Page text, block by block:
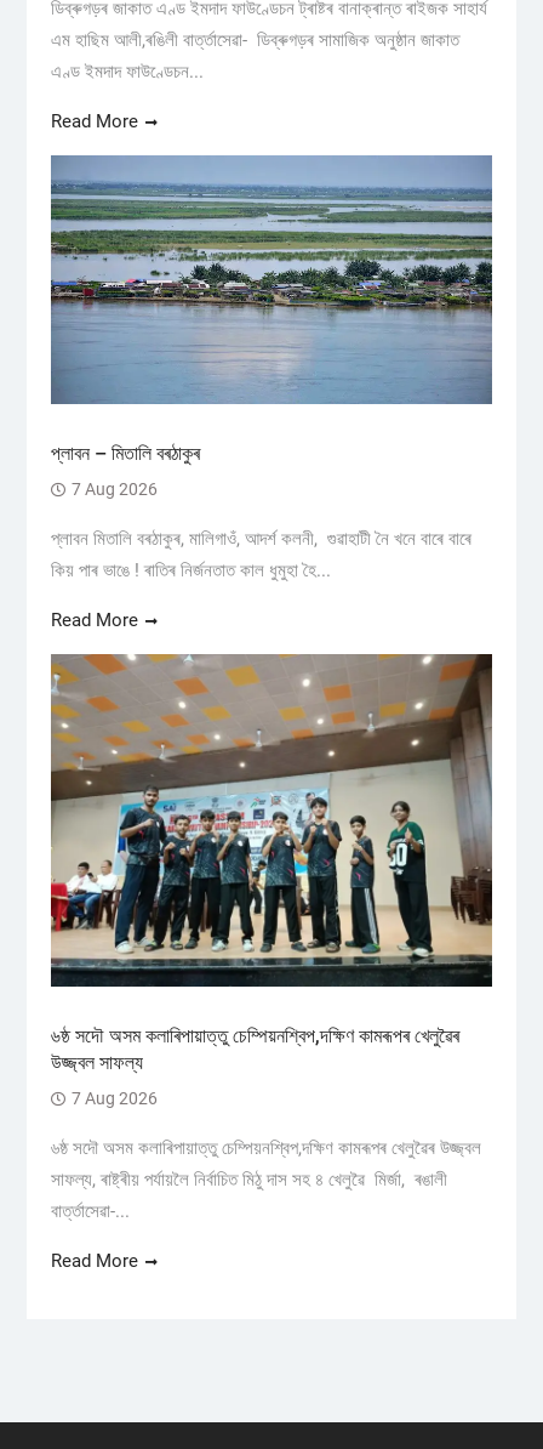
ডিব্ৰুগড়ৰ জাকাত এণ্ড ইমদাদ ফাউণ্ডেচন ট্ৰাষ্টৰ বানাক্ৰান্ত ৰাইজক সাহাৰ্য
এম হাছিম আলী,ৰঙিলী বাৰ্ত্তাসেৱা- ডিব্ৰুগড়ৰ সামাজিক অনুষ্ঠান জাকাত
এণ্ড ইমদাদ ফাউণ্ডেচন...
Read More
প্লাবন – মিতালি বৰঠাকুৰ
7 Aug 2026
প্লাবন মিতালি বৰঠাকুৰ, মালিগাওঁ, আদৰ্শ কলনী, গুৱাহাটী নৈ খনে বাৰে বাৰে
কিয় পাৰ ভাঙে ! ৰাতিৰ নিৰ্জনতাত কাল ধুমুহা হৈ...
Read More
৬ষ্ঠ সদৌ অসম কলাৰিপায়াত্তু চেম্পিয়নশ্বিপ,দক্ষিণ কামৰূপৰ খেলুৱৈৰ
উজ্জ্বল সাফল্য
7 Aug 2026
৬ষ্ঠ সদৌ অসম কলাৰিপায়াত্তু চেম্পিয়নশ্বিপ,দক্ষিণ কামৰূপৰ খেলুৱৈৰ উজ্জ্বল
সাফল্য, ৰাষ্ট্ৰীয় পৰ্যায়লৈ নিৰ্বাচিত মিঠু দাস সহ ৪ খেলুৱৈ মিৰ্জা, ৰঙালী
বাৰ্ত্তাসেৱা-...
Read More